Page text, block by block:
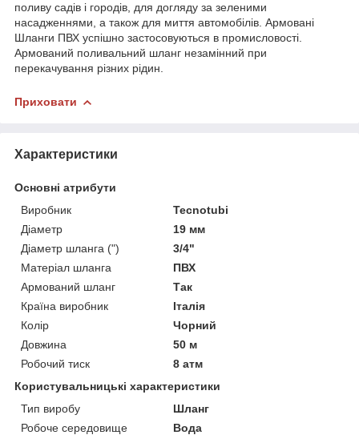
поливу садів і городів, для догляду за зеленими
насадженнями, а також для миття автомобілів. Армовані
Шланги ПВХ успішно застосовуються в промисловості.
Армований поливальний шланг незамінний при
перекачування різних рідин.
Приховати
Характеристики
Основні атрибути
Виробник
Tecnotubi
Діаметр
19 мм
Діаметр шланга (")
3/4"
Матеріал шланга
ПВХ
Армований шланг
Так
Країна виробник
Італія
Колір
Чорний
Довжина
50 м
Робочий тиск
8 атм
Користувальницькі характеристики
Тип виробу
Шланг
Робоче середовище
Вода